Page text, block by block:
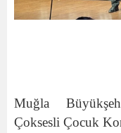
Muğla
Çoksesli Çocuk